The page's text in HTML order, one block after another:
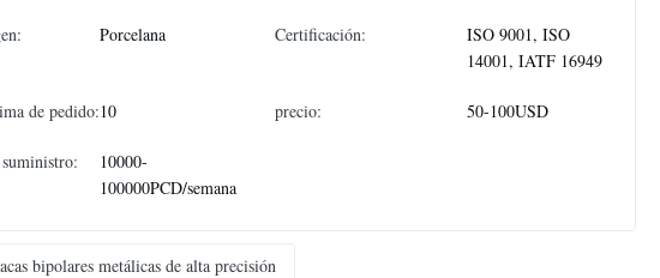
Porcelana Certificación:
ISO 9001, ISO
14001, IATF 16949
de pedido:10 precio: 50-100USD
10000-
100000PCD/semana
bipolares metálicas de alta precisión